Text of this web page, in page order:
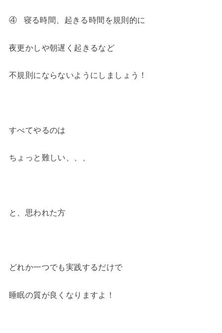
④ 寝る時間、起きる時間を規則的に
夜更かしや朝遅く起きるなど
不規則にならないようにしましょう！
すべてやるのは
ちょっと難しい、、、
と、思われた方
どれか一つでも実践するだけで
睡眠の質が良くなりますよ！